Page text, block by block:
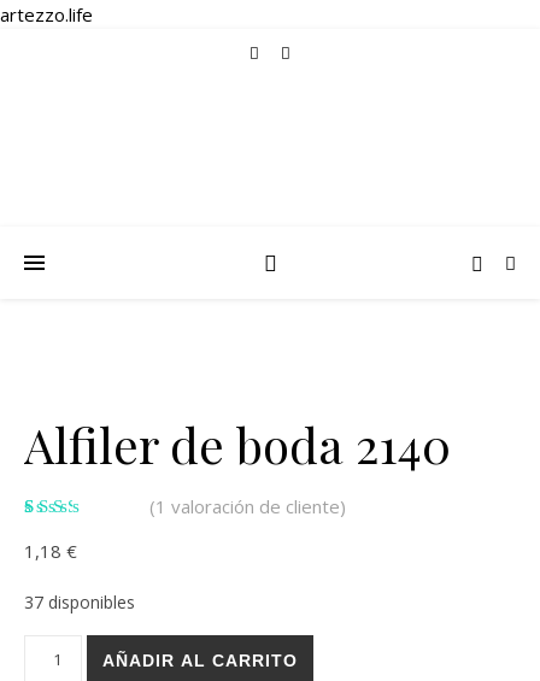
artezzo.life
Alfiler de boda 2140
con
en
valoración
de un
(1 valoración de cliente)
1,18 €
37 disponibles
Alfiler de boda 2140 cantidad
AÑADIR AL CARRITO